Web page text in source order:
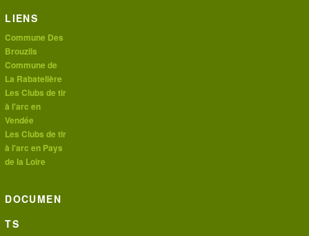
LIENS
Commune Des
Brouzils
Commune de
La Rabatelière
Les Clubs de tir
à l'arc en
Vendée
Les Clubs de tir
à l'arc en Pays
de la Loire
DOCUMEN
TS